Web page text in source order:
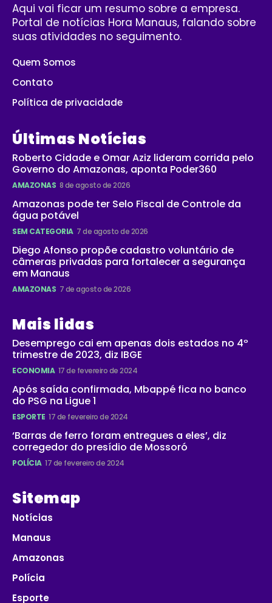
Aqui vai ficar um resumo sobre a empresa.
Portal de notícias Hora Manaus, falando sobre
suas atividades no seguimento.
Quem Somos
Contato
Política de privacidade
Últimas Notícias
Roberto Cidade e Omar Aziz lideram corrida pelo
Governo do Amazonas, aponta Poder360
AMAZONAS 8 de agosto de 2026
Amazonas pode ter Selo Fiscal de Controle da
água potável
SEM CATEGORIA 7 de agosto de 2026
Diego Afonso propõe cadastro voluntário de
câmeras privadas para fortalecer a segurança
em Manaus
AMAZONAS 7 de agosto de 2026
Mais lidas
Desemprego cai em apenas dois estados no 4º
trimestre de 2023, diz IBGE
ECONOMIA 17 de fevereiro de 2024
Após saída confirmada, Mbappé fica no banco
do PSG na Ligue 1
ESPORTE 17 de fevereiro de 2024
‘Barras de ferro foram entregues a eles’, diz
corregedor do presídio de Mossoró
POLÍCIA 17 de fevereiro de 2024
Sitemap
Notícias
Manaus
Amazonas
Polícia
Esporte